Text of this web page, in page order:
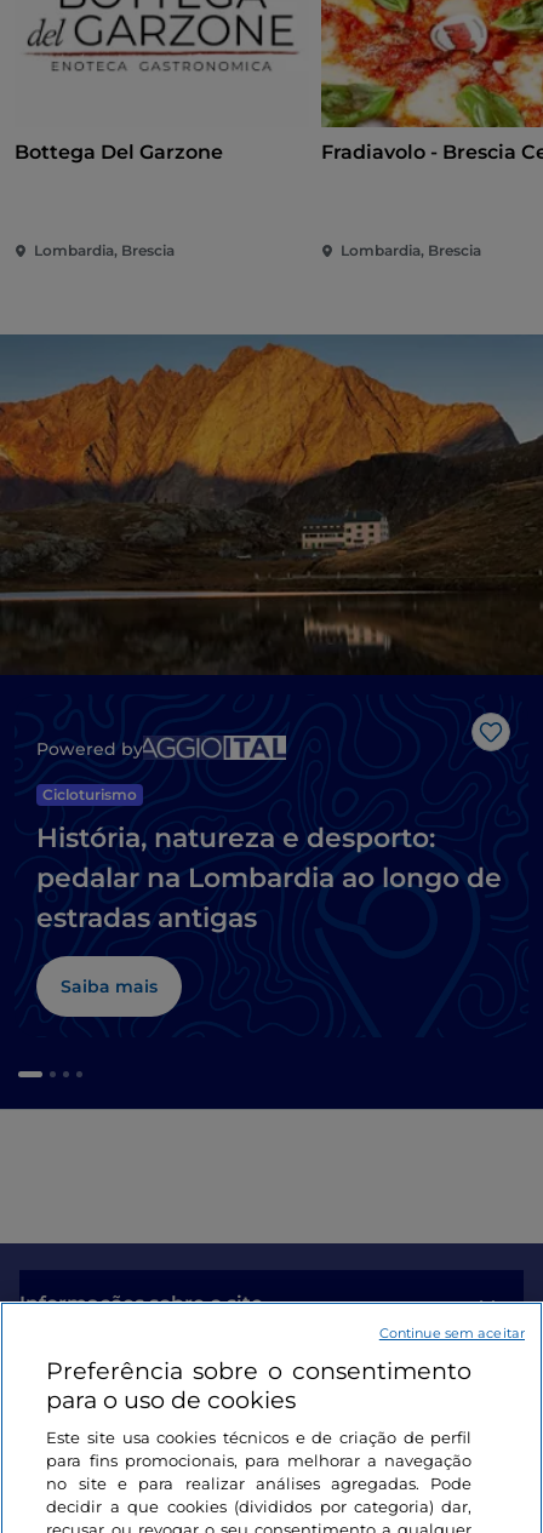
Bottega Del Garzone
Lombardia, Brescia
Fradiavolo - Brescia
Lombardia, Brescia
Powered by
Cicloturismo
História, natureza e desporto:
pedalar na Lombardia ao longo de
estradas antigas
Saiba mais
Informações sobre o site
Ligações úteis
Iniciar sessão
Mantenha-se em contacto
Preferência sobre o consentimento
para o uso de cookies
Este site usa cookies técnicos e de criação de perfil
para fins promocionais, para melhorar a navegação
no site e para realizar análises agregadas. Pode
decidir a que cookies (divididos por categoria) dar,
Continue sem aceitar